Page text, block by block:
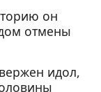
он
отмены
идол,